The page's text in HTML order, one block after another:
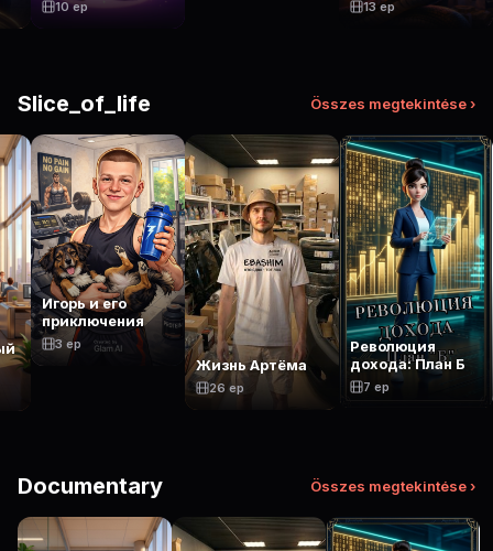
10 ep 13 ep
Slice_of_life Összes megtekintése ›
Игорь и его
приключения
3 ep
Жизнь Артёма
26 ep
Революция
дохода: План Б
7 ep
Documentary Összes megtekintése ›